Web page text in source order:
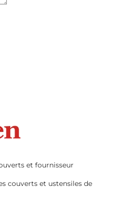
et fournisseur
couverts et ustensiles de